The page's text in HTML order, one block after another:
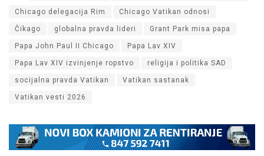
Chicago delegacija Rim Chicago Vatikan odnosi
Čikago globalna pravda lideri Grant Park misa papa
Papa John Paul II Chicago Papa Lav XIV
Papa Lav XIV izvinjenje ropstvo religija i politika SAD
socijalna pravda Vatikan Vatikan sastanak
Vatikan vesti 2026